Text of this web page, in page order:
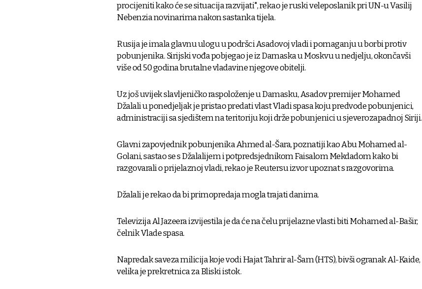
procijeniti kako će se situacija razvijati", rekao je ruski veleposlanik pri UN-u Vasilij
Nebenzia novinarima nakon sastanka tijela.
Rusija je imala glavnu ulogu u podršci Asadovoj vladi i pomaganju u borbi protiv
pobunjenika. Sirijski vođa pobjegao je iz Damaska ​​u Moskvu u nedjelju, okončavši
više od 50 godina brutalne vladavine njegove obitelji.
Uz još uvijek slavljeničko raspoloženje u Damasku, Asadov premijer Mohamed
Džalali u ponedjeljak je pristao predati vlast Vladi spasa koju predvode pobunjenici,
administraciji sa sjedištem na teritoriju koji drže pobunjenici u sjeverozapadnoj Siriji.
Glavni zapovjednik pobunjenika Ahmed al-Šara, poznatiji kao Abu Mohamed al-
Golani, sastao se s Džalalijem i potpredsjednikom Faisalom Mekdadom kako bi
razgovarali o prijelaznoj vladi, rekao je Reutersu izvor upoznat s razgovorima.
Džalali je rekao da bi primopredaja mogla trajati danima.
Televizija Al Jazeera izvijestila je da će na čelu prijelazne vlasti biti Mohamed al-Bašir,
čelnik Vlade spasa.
Napredak saveza milicija koje vodi Hajat Tahrir al-Šam (HTS), bivši ogranak Al-Kaide,
velika je prekretnica za Bliski istok.